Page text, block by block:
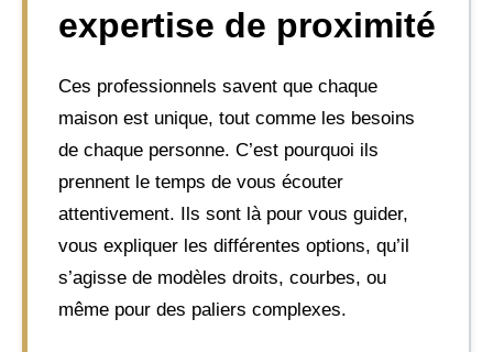
expertise de proximité
Ces professionnels savent que chaque
maison est unique, tout comme les besoins
de chaque personne. C’est pourquoi ils
prennent le temps de vous écouter
attentivement. Ils sont là pour vous guider,
vous expliquer les différentes options, qu’il
s’agisse de modèles droits, courbes, ou
même pour des paliers complexes.